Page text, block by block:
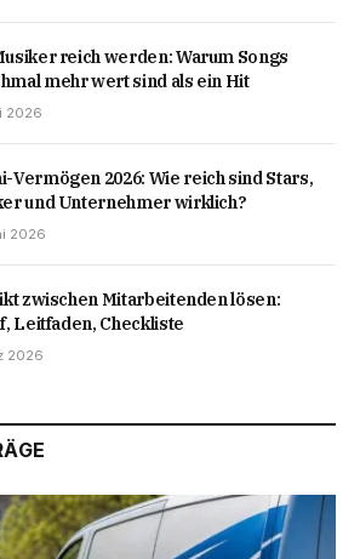
reich werden: Warum Songs
mehr wert sind als ein Hit
2026
Vermögen 2026: Wie reich sind Stars,
und Unternehmer wirklich?
2026
zwischen Mitarbeitenden lösen:
Leitfaden, Checkliste
2026